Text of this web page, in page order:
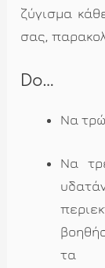
ζύγισμα
σας,
Do…
Να
Να
τα